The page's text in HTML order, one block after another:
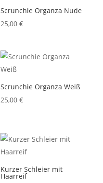
Scrunchie Organza Nude
25,00 €
Scrunchie Organza Weiß
25,00 €
Kurzer Schleier mit
Haarreif